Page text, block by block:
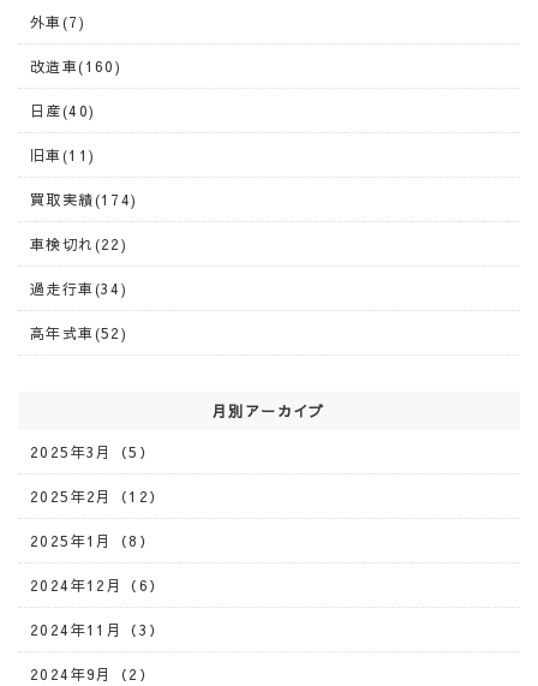
外車(7)
改造車(160)
日産(40)
旧車(11)
買取実績(174)
車検切れ(22)
過走行車(34)
高年式車(52)
月別アーカイブ
2025年3月（5）
2025年2月（12）
2025年1月（8）
2024年12月（6）
2024年11月（3）
2024年9月（2）